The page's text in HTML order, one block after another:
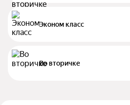
Эконом класс
Во вторичке